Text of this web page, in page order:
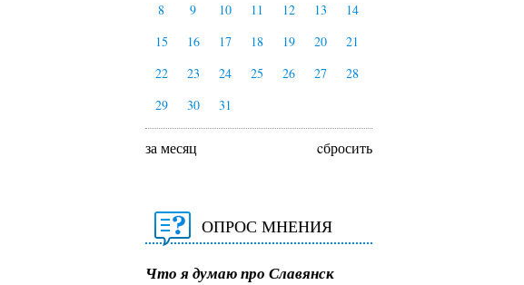
8
9 10 11 12 13
14
15
16 17 18 19 20
21
22
23 24 25 26 27
28
29
30 31
за месяц cбросить
ОПРОС МНЕНИЯ
Что я думаю про Славянск